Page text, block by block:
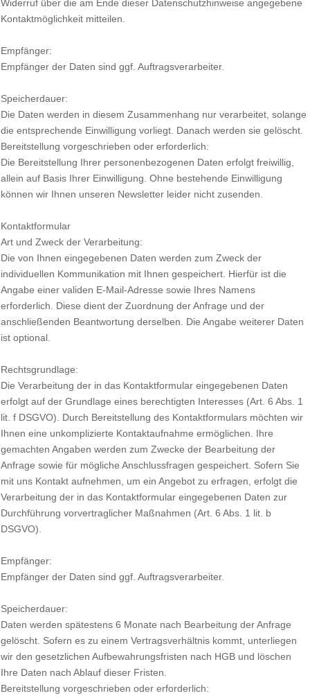
Widerruf über die am Ende dieser Datenschutzhinweise angegebene
Kontaktmöglichkeit mitteilen.
Empfänger:
Empfänger der Daten sind ggf. Auftragsverarbeiter.
Speicherdauer:
Die Daten werden in diesem Zusammenhang nur verarbeitet, solange
die entsprechende Einwilligung vorliegt. Danach werden sie gelöscht.
Bereitstellung vorgeschrieben oder erforderlich:
Die Bereitstellung Ihrer personenbezogenen Daten erfolgt freiwillig,
allein auf Basis Ihrer Einwilligung. Ohne bestehende Einwilligung
können wir Ihnen unseren Newsletter leider nicht zusenden.
Kontaktformular
Art und Zweck der Verarbeitung:
Die von Ihnen eingegebenen Daten werden zum Zweck der
individuellen Kommunikation mit Ihnen gespeichert. Hierfür ist die
Angabe einer validen E-Mail-Adresse sowie Ihres Namens
erforderlich. Diese dient der Zuordnung der Anfrage und der
anschließenden Beantwortung derselben. Die Angabe weiterer Daten
ist optional.
Rechtsgrundlage:
Die Verarbeitung der in das Kontaktformular eingegebenen Daten
erfolgt auf der Grundlage eines berechtigten Interesses (Art. 6 Abs. 1
lit. f DSGVO). Durch Bereitstellung des Kontaktformulars möchten wir
Ihnen eine unkomplizierte Kontaktaufnahme ermöglichen. Ihre
gemachten Angaben werden zum Zwecke der Bearbeitung der
Anfrage sowie für mögliche Anschlussfragen gespeichert. Sofern Sie
mit uns Kontakt aufnehmen, um ein Angebot zu erfragen, erfolgt die
Verarbeitung der in das Kontaktformular eingegebenen Daten zur
Durchführung vorvertraglicher Maßnahmen (Art. 6 Abs. 1 lit. b
DSGVO).
Empfänger:
Empfänger der Daten sind ggf. Auftragsverarbeiter.
Speicherdauer:
Daten werden spätestens 6 Monate nach Bearbeitung der Anfrage
gelöscht. Sofern es zu einem Vertragsverhältnis kommt, unterliegen
wir den gesetzlichen Aufbewahrungsfristen nach HGB und löschen
Ihre Daten nach Ablauf dieser Fristen.
Bereitstellung vorgeschrieben oder erforderlich: